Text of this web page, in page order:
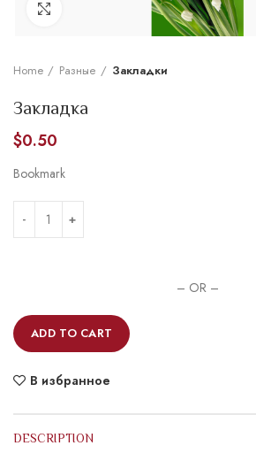
Home Разные Закладки
Закладка
$0.50
Bookmark
– OR –
ADD TO CART
В избранное
DESCRIPTION